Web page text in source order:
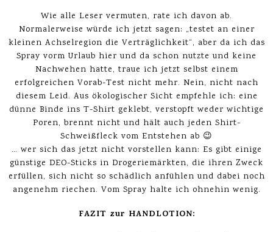
Wie alle Leser vermuten, rate ich davon ab.
Normalerweise würde ich jetzt sagen: „testet an einer
kleinen Achselregion die Verträglichkeit“, aber da ich das
Spray vorm Urlaub hier und da schon nutzte und keine
Nachwehen hatte, traue ich jetzt selbst einem
erfolgreichen Vorab-Test nicht mehr. Nein, nicht nach
diesem Leid. Aus ökologischer Sicht empfehle ich: eine
dünne Binde ins T-Shirt geklebt, verstopft weder wichtige
Poren, brennt nicht und hält auch jeden Shirt-
Schweißfleck vom Entstehen ab 😉
… wer sich das jetzt nicht vorstellen kann: Es gibt einige
günstige DEO-Sticks in Drogeriemärkten, die ihren Zweck
erfüllen, sich nicht so schädlich anfühlen und dabei noch
angenehm riechen. Vom Spray halte ich ohnehin wenig.
FAZIT zur HANDLOTION: